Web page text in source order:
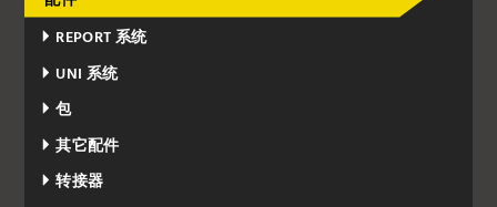
REPORT 系统
UNI 系统
包
其它配件
转接器